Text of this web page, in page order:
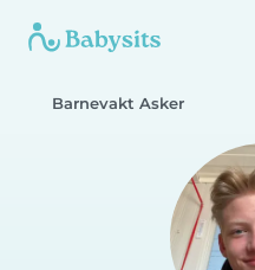
Barnevakt Asker